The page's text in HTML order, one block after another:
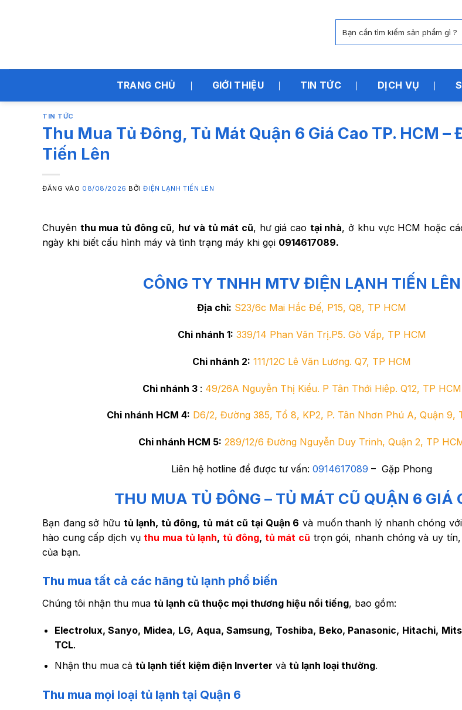
kiếm:
TRANG CHỦ GIỚI THIỆU TIN TỨC DỊCH VỤ
TIN TỨC
Thu Mua Tủ Đông, Tủ Mát Quận 6 Giá Cao TP. HCM –
Tiến Lên
ĐĂNG VÀO 08/08/2026 BỞIĐIỆN LẠNH TIẾN LÊN
Chuyên thu mua tủ đông cũ, hư và tủ mát cũ, hư giá cao tại nhà, ở khu vực HCM hoặc
ngày khi biết cấu hình máy và tình trạng máy khi gọi 0914617089.
CÔNG TY TNHH MTV ĐIỆN LẠNH TIẾN LÊN
Địa chỉ: S23/6c Mai Hắc Đế, P15, Q8, TP HCM
Chi nhánh 1: 339/14 Phan Văn Trị.P5. Gò Vấp, TP HCM
Chi nhánh 2: 111/12C Lê Văn Lương. Q7, TP HCM
Chi nhánh 3 : 49/26A Nguyễn Thị Kiểu. P Tân Thới Hiệp. Q12, TP HCM
Chi nhánh HCM 4: D6/2, Đường 385, Tổ 8, KP2, P. Tân Nhơn Phú A, Quận 9,
Chi nhánh HCM 5: 289/12/6 Đường Nguyễn Duy Trinh, Quận 2, TP
Liên hệ hotline để được tư vấn: 0914617089 – Gặp Phong
THU MUA TỦ ĐÔNG – TỦ MÁT CŨ QUẬN 6 GIÁ
Bạn đang sở hữu tủ lạnh, tủ đông, tủ mát cũ tại Quận 6 và muốn thanh lý nhanh chóng
hào cung cấp dịch vụthu mua tủ lạnh,tủ đông, tủ mát cũ trọn gói, nhanh chóng và uy
của bạn.
Thu mua tất cả các hãng tủ lạnh phổ biến
Chúng tôi nhận thu mua tủ lạnh cũ thuộc mọi thương hiệu nổi tiếng, bao gồm:
Electrolux, Sanyo, Midea, LG, Aqua, Samsung, Toshiba, Beko, Panasonic, Hitachi,
TCL.
Nhận thu mua cả tủ lạnh tiết kiệm điện Inverter và tủ lạnh loại thường.
Thu mua mọi loại tủ lạnh tại Quận 6